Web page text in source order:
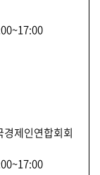
제인연합회회